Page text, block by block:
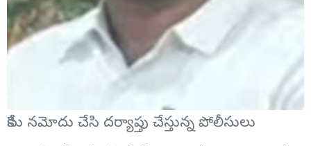
కేసు నమోదు చేసి దర్యాప్తు చేస్తున్న పోలీసులు